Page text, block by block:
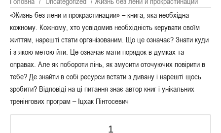
«Жизнь без лени и прокрастинации» – книга, яка необхідна
кожному. Кожному, хто усвідомив необхідність керувати своїм
життям, нарешті стати організованим. Що це означає? Знати куди
і з якою метою йти. Це означає мати порядок в думках та
справах. Але як побороти лінь, як змусити оточуючих повірити в
тебе? Де знайти в собі ресурси встати з дивану і нарешті щось
зробити? Відповіді на ці питання знає автор книг і унікальних
тренінгових програм – Іцхак Пінтосевич